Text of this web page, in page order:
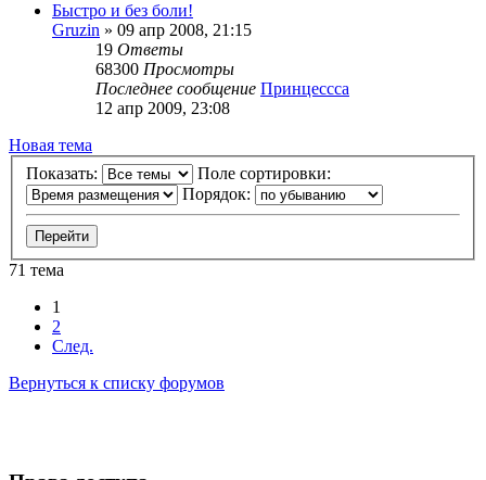
Быстро и без боли!
Gruzin » 09 апр 2008, 21:15
19 Ответы
68300 Просмотры
Последнее сообщение Принцессса
12 апр 2009, 23:08
Новая тема
Показать:
Поле сортировки:
Порядок:
71 тема
1
2
След.
Вернуться к списку форумов